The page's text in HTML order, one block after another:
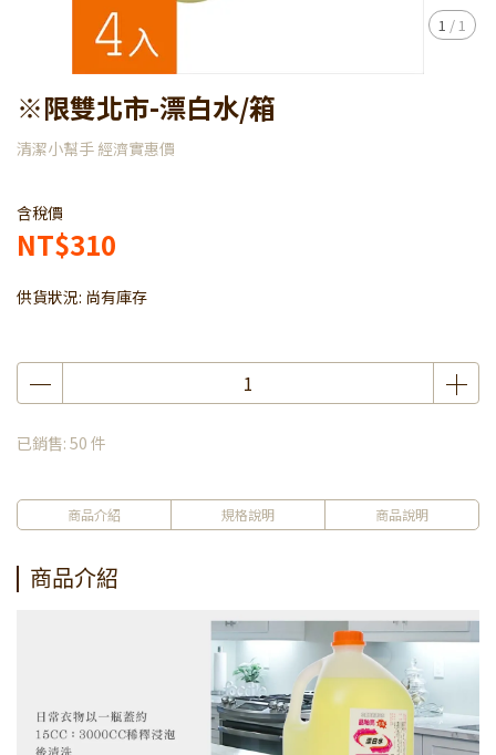
1 / 1
※限雙北市-漂白水/箱
清潔小幫手 經濟實惠價
含稅價
NT$310
供貨狀況: 尚有庫存
已銷售: 50 件
商品介紹 規格說明 商品說明
商品介紹